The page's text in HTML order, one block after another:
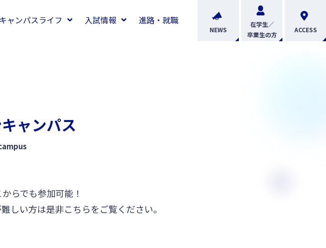
キャンパスライフ 入試情報 進路・就職
NEWS
在学生／
卒業生の方
ACCESS
ャンパス
らでも参加可能！
しい方は是非こちらをご覧ください。